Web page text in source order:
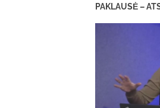
PAKLAUSĖ –